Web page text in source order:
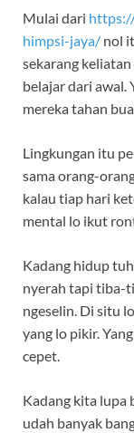
Mulai dari
himpsi-jaya/ nol
sekarang
belajar dari awal.
mereka tahan
Lingkungan itu
sama orang-
kalau tiap hari
mental lo ikut
Kadang hidup
nyerah tapi tiba-
ngeselin. Di situ
yang lo pikir.
cepet.
Kadang kita lupa
udah banyak